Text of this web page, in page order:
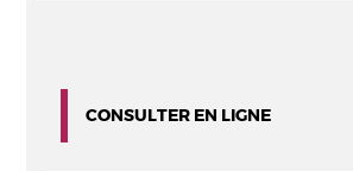
CONSULTER EN LIGNE